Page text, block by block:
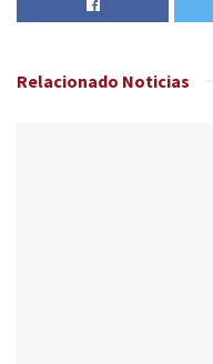
Relacionado Noticias